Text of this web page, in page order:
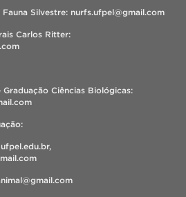
Silvestre: nurfs.ufpel@gmail.com
Carlos Ritter:
Ciências Biológicas: